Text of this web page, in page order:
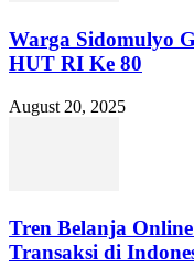
Warga Sidomulyo
HUT RI Ke 80
August 20, 2025
Tren Belanja
Transaksi di